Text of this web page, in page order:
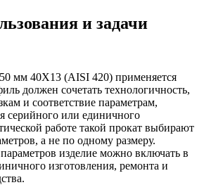
и задачи
мм 40Х13 (AISI 420) применяется
должен сочетать технологичность,
и соответствие параметрам,
серийного или единичного
работе такой прокат выбирают
а не по одному размеру.
изделие можно включать в
изготовления, ремонта и